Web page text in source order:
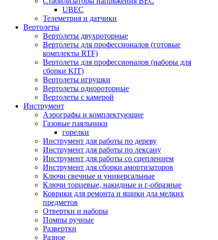
UBEC
Телеметрия и датчики
Вертолеты
Вертолеты двухроторные
Вертолеты для профессионалов (готовые
комплекты RTF)
Вертолеты для профессионалов (наборы для
сборки KIT)
Вертолеты игрушки
Вертолеты однороторные
Вертолеты с камерой
Инструмент
Аэрографы и комплектующие
Газовые паяльники
горелки
Инструмент для работы по дереву
Инструмент для работы по лексану
Инструмент для работы со сцеплением
Инструмент для сборки амортизаторов
Ключи свечные и универсальные
Ключи торцевые, накидные и г-образные
Коврики для ремонта и ящики дла мелких
предметов
Отвертки и наборы
Помпы ручные
Развертки
Разное